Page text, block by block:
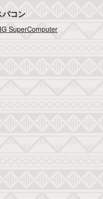
パコン
SuperComputer